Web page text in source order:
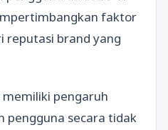
faktor
reputasi brand yang
pengaruh
pengguna secara tidak